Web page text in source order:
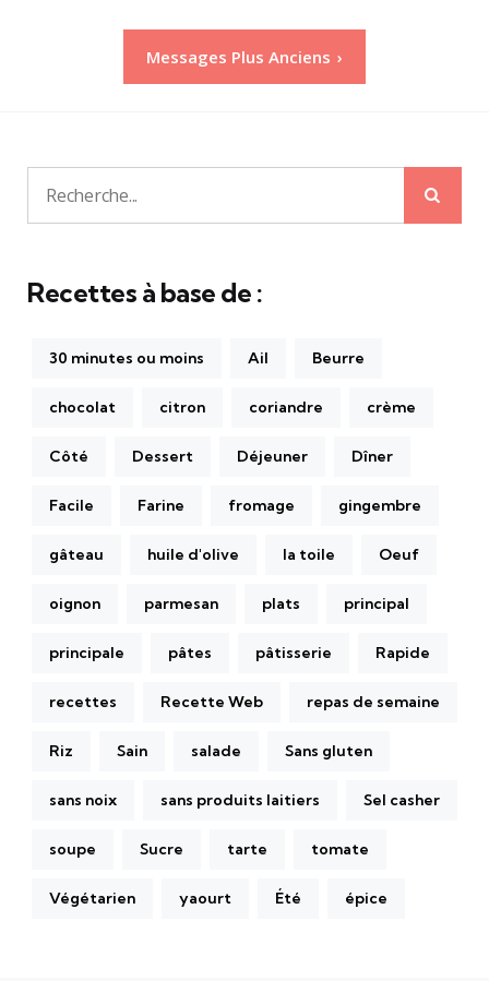
Messages Plus Anciens
Recherche
pour:
Recettes à base de :
30 minutes ou moins Ail Beurre
chocolat citron coriandre crème
Côté Dessert Déjeuner Dîner
Facile Farine fromage gingembre
gâteau huile d'olive la toile Oeuf
oignon parmesan plats principal
principale pâtes pâtisserie Rapide
recettes Recette Web repas de semaine
Riz Sain salade Sans gluten
sans noix sans produits laitiers Sel casher
soupe Sucre tarte tomate
Végétarien yaourt Été épice